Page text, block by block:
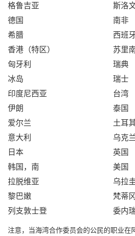
格鲁吉亚
德国
希腊
香港（特区）
匈牙利
冰岛
印度尼西亚
伊朗
爱尔兰
意大利
日本
韩国，南
拉脱维亚
黎巴嫩
列支敦士登
斯洛
南非
西班
苏里
瑞典
瑞士
台湾
泰国
土耳
乌克
英国
美国
乌拉
梵蒂
委内
注意，当海湾合作委员会的公民的职业在